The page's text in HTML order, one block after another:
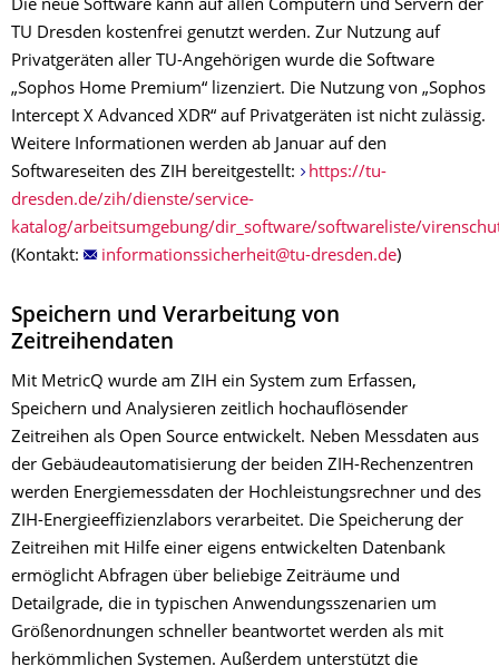
Die neue Software kann auf allen Computern und Servern der
TU Dresden kostenfrei genutzt werden. Zur Nutzung auf
Privatgeräten aller TU-Angehörigen wurde die Software
„Sophos Home Premium“ lizenziert. Die Nutzung von „Sophos
Intercept X Advanced XDR“ auf Privatgeräten ist nicht zulässig.
Weitere Informationen werden ab Januar auf den
Softwareseiten des ZIH bereitgestellt:
https://tu-
dresden.de/zih/dienste/service-
katalog/arbeitsumgebung/dir_software/softwareliste/
(Kontakt:
)
Speichern und Verarbeitung von
Zeitreihendaten
Mit MetricQ wurde am ZIH ein System zum Erfassen,
Speichern und Analysieren zeitlich hochauflösender
Zeitreihen als Open Source entwickelt. Neben Messdaten aus
der Gebäudeautomatisierung der beiden ZIH-Rechenzentren
werden Energiemessdaten der Hochleistungsrechner und des
ZIH-Energieeffizienzlabors verarbeitet. Die Speicherung der
Zeitreihen mit Hilfe einer eigens entwickelten Datenbank
ermöglicht Abfragen über beliebige Zeiträume und
Detailgrade, die in typischen Anwendungsszenarien um
Größenordnungen schneller beantwortet werden als mit
herkömmlichen Systemen. Außerdem unterstützt die